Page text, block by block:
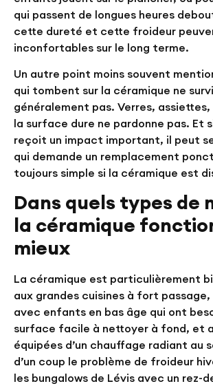
qui passent de longues heures
cette dureté et cette froideur
inconfortables sur le long terme.
Un autre point moins souvent
qui tombent sur la céramique ne
généralement pas. Verres,
la surface dure ne pardonne pas. Et
reçoit un impact important, il peut
qui demande un remplacement
toujours simple si la céramique est
Dans quels types de
la céramique
mieux
La céramique est particulièrement
aux grandes cuisines à fort
avec enfants en bas âge qui ont
surface facile à nettoyer à fond, et
équipées d’un chauffage radiant au
d’un coup le problème de froideur
les bungalows de Lévis avec un rez-